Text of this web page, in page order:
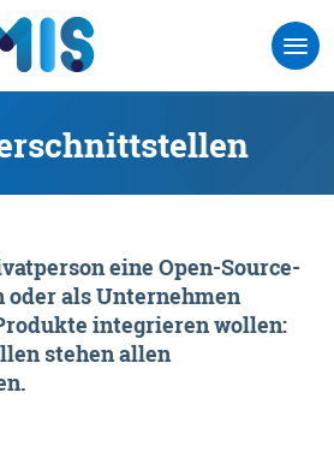
eine Open-Source-
oder als Unternehmen
integrieren wollen:
stehen allen